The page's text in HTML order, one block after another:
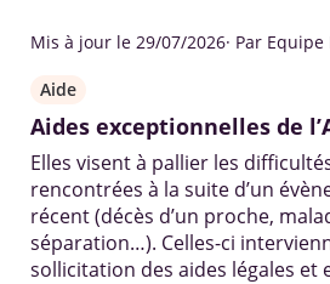
Mis à jour le 29/07/2026· Par
Aide
Aides exceptionnelles de
Elles visent à pallier les
rencontrées à la suite d’un
récent (décès d’un proche,
séparation…). Celles-ci
sollicitation des aides légales et